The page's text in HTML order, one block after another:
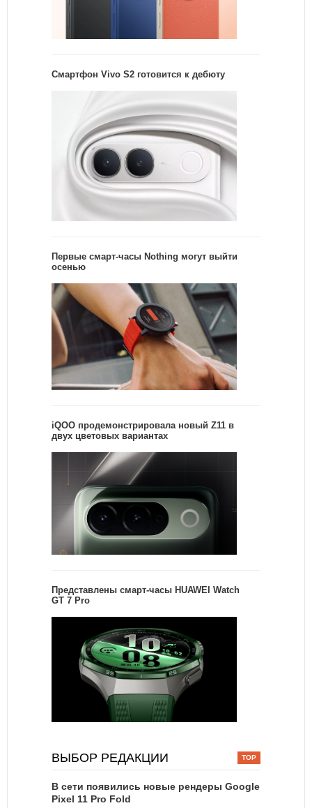
Смартфон Vivo S2 готовится к дебюту
Первые смарт-часы Nothing могут выйти
осенью
iQOO продемонстрировала новый Z11 в
двух цветовых вариантах
Представлены смарт-часы HUAWEI Watch
GT 7 Pro
ВЫБОР РЕДАКЦИИ
В сети появились новые рендеры Google
Pixel 11 Pro Fold